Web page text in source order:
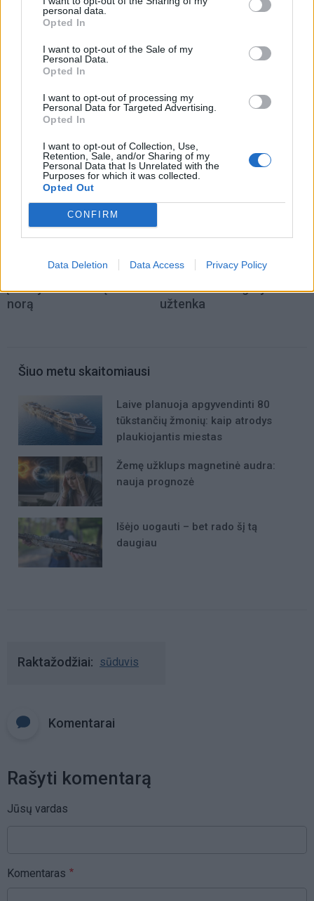
personal data.
Opted In
I want to opt-out of the Sale of my
Personal Data.
Opted In
I want to opt-out of processing my
Personal Data for Targeted Advertising.
Opted In
I want to opt-out of Collection, Use,
Retention, Sale, and/or Sharing of my
Personal Data that Is Unrelated with the
Purposes for which it was collected.
Opted Out
CONFIRM
Data Deletion Data Access Privacy Policy
kuratorius Romualdas Adomavičius. Ugnės
Aleksandros Untulytės nuotr.
grįžusi Karina Kučinskienė
įvardijo didžiausią savo
norą
puošęs Anatolijus
Klemencovas: gal jau
užtenka
Šiuo metu skaitomiausi
Laive planuoja apgyvendinti 80
tūkstančių žmonių: kaip atrodys
plaukiojantis miestas
Žemę užklups magnetinė audra:
nauja prognozė
Išėjo uogauti – bet rado šį tą
daugiau
Raktažodžiai sūduvis
Komentarai
Rašyti komentarą
Jūsų vardas
Komentaras